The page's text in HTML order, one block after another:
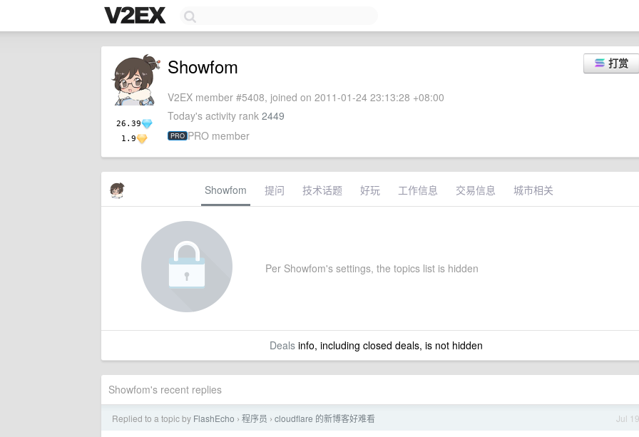
26.39
1.9
打赏
Showfom
V2EX member #5408, joined on 2011-01-24 23:13:28 +08:00
Today's activity rank 2449
PRO PRO member
Showfom 提问 技术话题 好玩 工作信息 交易信息 城市相关
Per Showfom's settings, the topics list is hidden
Dealsinfo, including closed deals, is not hidden
Showfom's recent replies
Jul 19
Replied to a topic by FlashEcho › 程序员 › cloudflare 的新博客好难看